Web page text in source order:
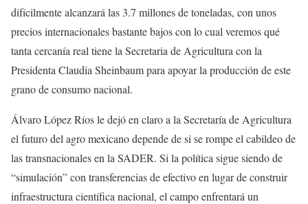
difícilmente alcanzará las 3.7 millones de toneladas, con unos
precios internacionales bastante bajos con lo cual veremos qué
tanta cercanía real tiene la Secretaria de Agricultura con la
Presidenta Claudia Sheinbaum para apoyar la producción de este
grano de consumo nacional.
Álvaro López Ríos le dejó en claro a la Secretaría de Agricultura
el futuro del agro mexicano depende de si se rompe el cabildeo de
las transnacionales en la SADER. Si la política sigue siendo de
“simulación” con transferencias de efectivo en lugar de construir
infraestructura científica nacional, el campo enfrentará un